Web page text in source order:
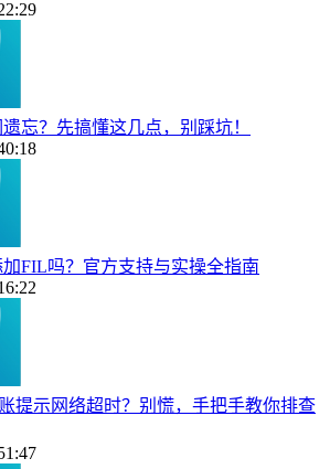
忘？先搞懂这几点，别踩坑！
加FIL吗？官方支持与实操全指南
提示网络超时？别慌，手把手教你排查